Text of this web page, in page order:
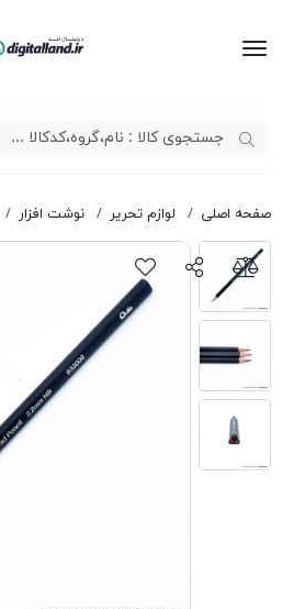
صفحه اصلی لوازم تحریر نوشت افزار